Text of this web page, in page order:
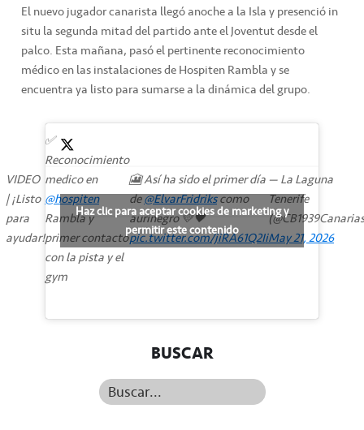
El nuevo jugador canarista llegó anoche a la Isla y presenció in
situ la segunda mitad del partido ante el Joventut desde el
palco. Esta mañana, pasó el pertinente reconocimiento
médico en las instalaciones de Hospiten Rambla y se
encuentra ya listo para sumarse a la dinámica del grupo.
VIDEO
| ¡Listo
para
ayudar!
✅
Reconocimiento
medico en
@hospiten
Rambla y
primer contacto
con la pista y el
gym
🎦 Así ha sido el primer día
de@ElvarFridrikscomo
aurinegro 💛🖤
pic.twitter.com/jiRA61Q2Ii
— La Laguna
Tenerife
May 21, 2026
Haz clic para aceptar cookies de marketing y
permitir este contenido
BUSCAR
Buscar...